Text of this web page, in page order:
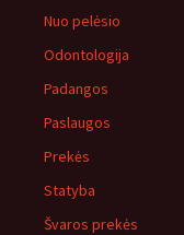
Nuo pelėsio
Odontologija
Padangos
Paslaugos
Prekės
Statyba
Švaros prekės